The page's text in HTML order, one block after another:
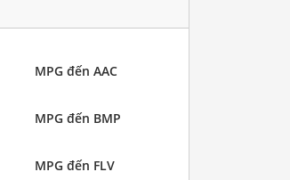
MPG đến AAC
MPG đến BMP
MPG đến FLV